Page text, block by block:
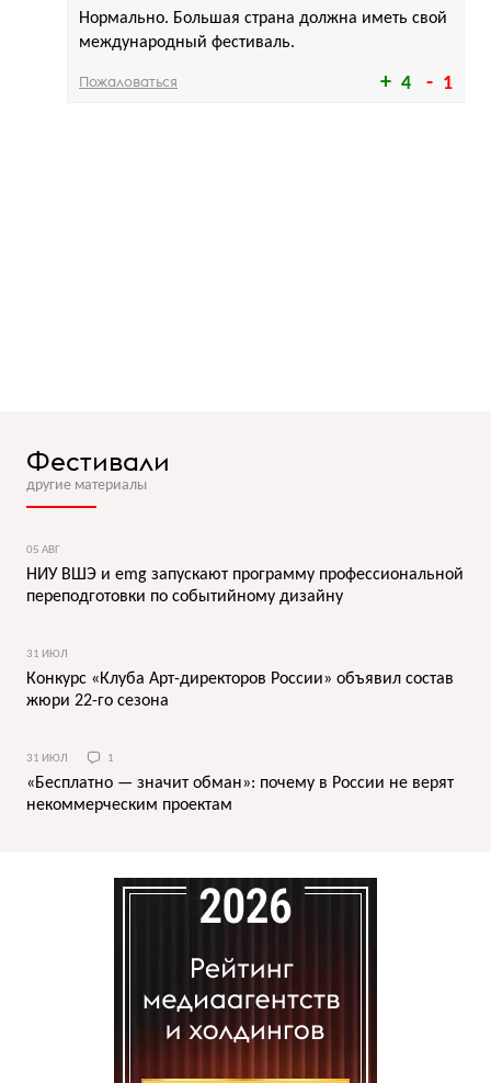
4 1
Нормально. Большая страна должна иметь свой
международный фестиваль.
Пожаловаться
Фестивали
другие материалы
05 АВГ
НИУ ВШЭ и emg запускают программу профессиональной
переподготовки по событийному дизайну
31 ИЮЛ
Конкурс «Клуба Арт-директоров России» объявил состав
жюри 22-го сезона
31 ИЮЛ 1
«Бесплатно — значит обман»: почему в России не верят
некоммерческим проектам